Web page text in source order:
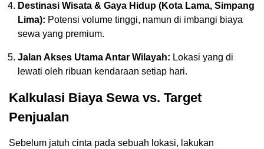
Destinasi Wisata & Gaya Hidup (Kota Lama, Simpang
Lima): Potensi volume tinggi, namun di imbangi biaya
sewa yang premium.
Jalan Akses Utama Antar Wilayah: Lokasi yang di
lewati oleh ribuan kendaraan setiap hari.
Kalkulasi Biaya Sewa vs. Target
Penjualan
Sebelum jatuh cinta pada sebuah lokasi, lakukan